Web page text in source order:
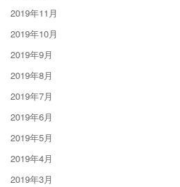
2019年11月
2019年10月
2019年9月
2019年8月
2019年7月
2019年6月
2019年5月
2019年4月
2019年3月